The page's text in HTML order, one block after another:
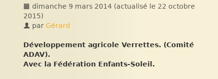
dimanche 9 mars 2014 (actualisé le 22 octobre
2015)
par Gérard
Développement agricole Verrettes. (Comité
ADAV).
Avec la Fédération Enfants-Soleil.